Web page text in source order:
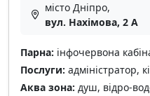
місто Дніпро,
вул. Нахімова, 2 А
Парна: інфочервона
Послуги: адміністратор,
Аква зона: душ, відро-